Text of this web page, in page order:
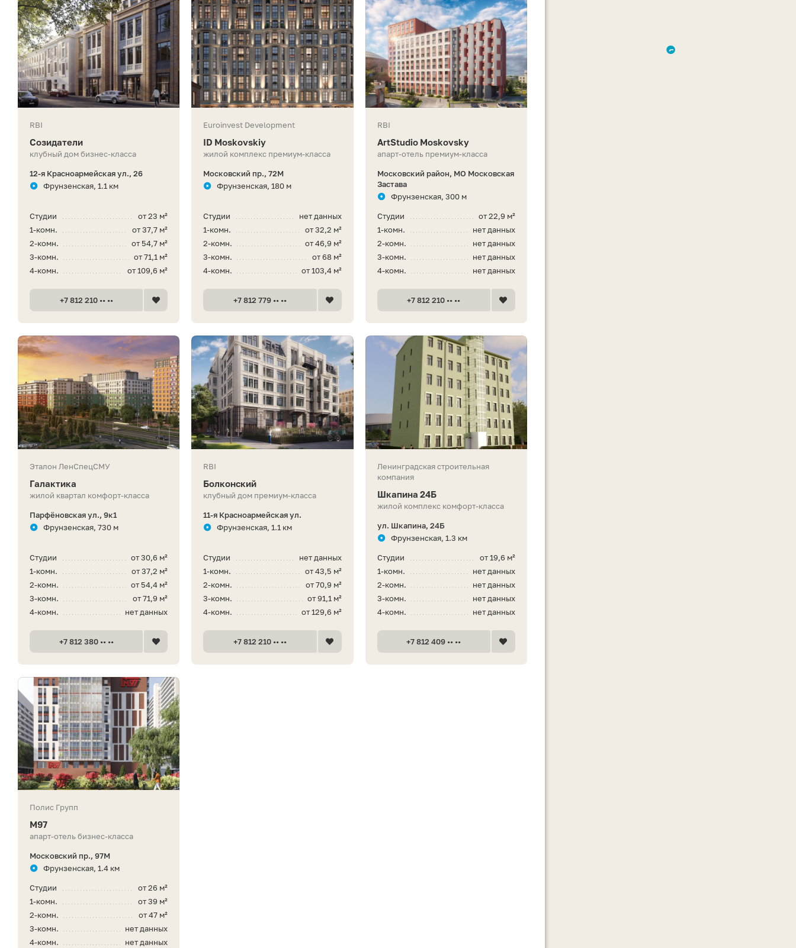
RBI
Созидатели
клубный дом бизнес-класса
12-я Красноармейская ул., 26
Фрунзенская, 1.1 км
от 23 м²
Студии
от 37,7 м²
1-комн.
от 54,7 м²
2-комн.
от 71,1 м²
3-комн.
от 109,6 м²
4-комн.
+7 812 210 •• ••
Euroinvest Development
ID Moskovskiy
жилой комплекс премиум-класса
Московский пр., 72М
Фрунзенская, 180 м
нет данных
Студии
от 32,2 м²
1-комн.
от 46,9 м²
2-комн.
от 68 м²
3-комн.
от 103,4 м²
4-комн.
+7 812 779 •• ••
RBI
ArtStudio Moskovsky
апарт-отель премиум-класса
Московский район, МО Московская
Застава
Фрунзенская, 300 м
от 22,9 м²
Студии
нет данных
1-комн.
нет данных
2-комн.
нет данных
3-комн.
нет данных
4-комн.
+7 812 210 •• ••
Эталон ЛенСпецСМУ
Галактика
жилой квартал комфорт-класса
Парфёновская ул., 9к1
Фрунзенская, 730 м
от 30,6 м²
Студии
от 37,2 м²
1-комн.
от 54,4 м²
2-комн.
от 71,9 м²
3-комн.
нет данных
4-комн.
+7 812 380 •• ••
RBI
Болконский
клубный дом премиум-класса
11-я Красноармейская ул.
Фрунзенская, 1.1 км
нет данных
Студии
от 43,5 м²
1-комн.
от 70,9 м²
2-комн.
от 91,1 м²
3-комн.
от 129,6 м²
4-комн.
+7 812 210 •• ••
Ленинградская строительная
компания
Шкапина 24Б
жилой комплекс комфорт-класса
ул. Шкапина, 24Б
Фрунзенская, 1.3 км
от 19,6 м²
Студии
нет данных
1-комн.
нет данных
2-комн.
нет данных
3-комн.
нет данных
4-комн.
+7 812 409 •• ••
Полис Групп
М97
апарт-отель бизнес-класса
Московский пр., 97М
Фрунзенская, 1.4 км
от 26 м²
Студии
от 39 м²
1-комн.
от 47 м²
2-комн.
нет данных
3-комн.
нет данных
4-комн.